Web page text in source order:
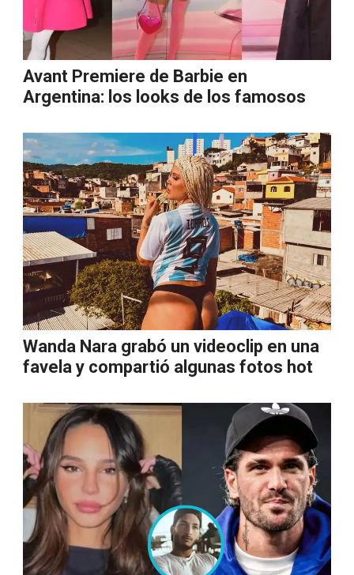
Avant Premiere de Barbie en
Argentina: los looks de los famosos
Wanda Nara grabó un videoclip en una
favela y compartió algunas fotos hot